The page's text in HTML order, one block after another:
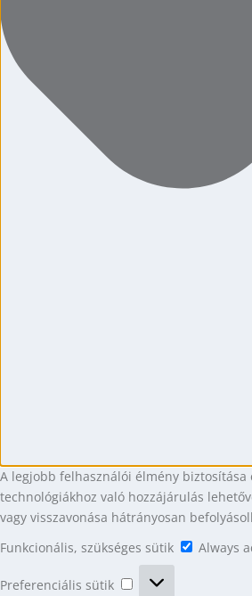
A legjobb felhasználói élmény
technológiákhoz való hozzájárulás
vagy visszavonása hátrányosan
Funkcionális, szükséges sütik
Always
Preferenciális sütik
Preferenciális